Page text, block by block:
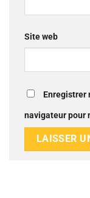
Site web
Enregistrer
navigateur pour